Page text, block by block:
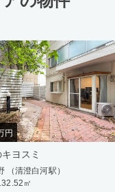
円
ヨスミ
（清澄白河駅）
㎡